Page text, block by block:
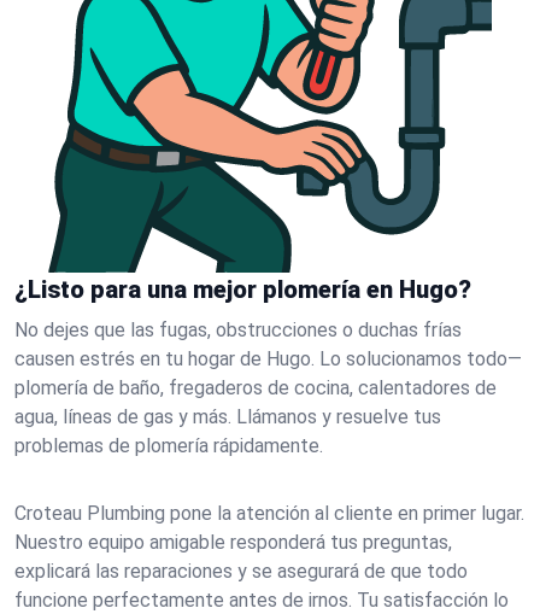
¿Listo para una mejor plomería en Hugo?
No dejes que las fugas, obstrucciones o duchas frías
causen estrés en tu hogar de Hugo. Lo solucionamos todo—
plomería de baño, fregaderos de cocina, calentadores de
agua, líneas de gas y más. Llámanos y resuelve tus
problemas de plomería rápidamente.
Croteau Plumbing pone la atención al cliente en primer lugar.
Nuestro equipo amigable responderá tus preguntas,
explicará las reparaciones y se asegurará de que todo
funcione perfectamente antes de irnos. Tu satisfacción lo